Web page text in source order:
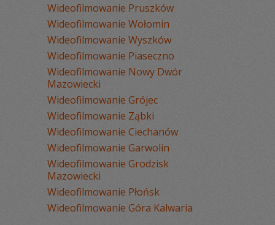
Wideofilmowanie Pruszków
Wideofilmowanie Wołomin
Wideofilmowanie Wyszków
Wideofilmowanie Piaseczno
Wideofilmowanie Nowy Dwór
Mazowiecki
Wideofilmowanie Grójec
Wideofilmowanie Ząbki
Wideofilmowanie Ciechanów
Wideofilmowanie Garwolin
Wideofilmowanie Grodzisk
Mazowiecki
Wideofilmowanie Płońsk
Wideofilmowanie Góra Kalwaria